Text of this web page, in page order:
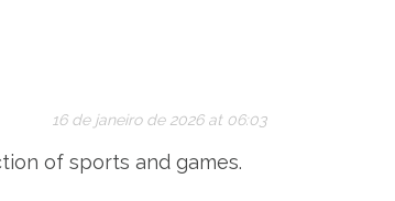
16 de janeiro de 2026 at 06:03
of sports and games.